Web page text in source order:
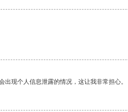
现个人信息泄露的情况，这让我非常担心。